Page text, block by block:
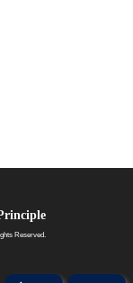
Reserved.